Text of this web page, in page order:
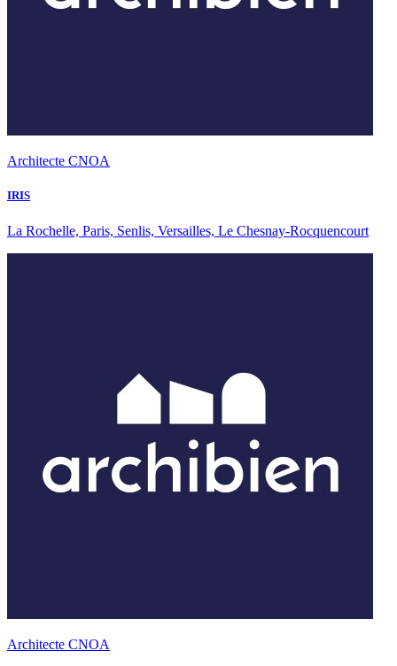
Architecte CNOA
IRIS
La Rochelle, Paris, Senlis, Versailles, Le Chesnay-Rocquencourt
Architecte CNOA